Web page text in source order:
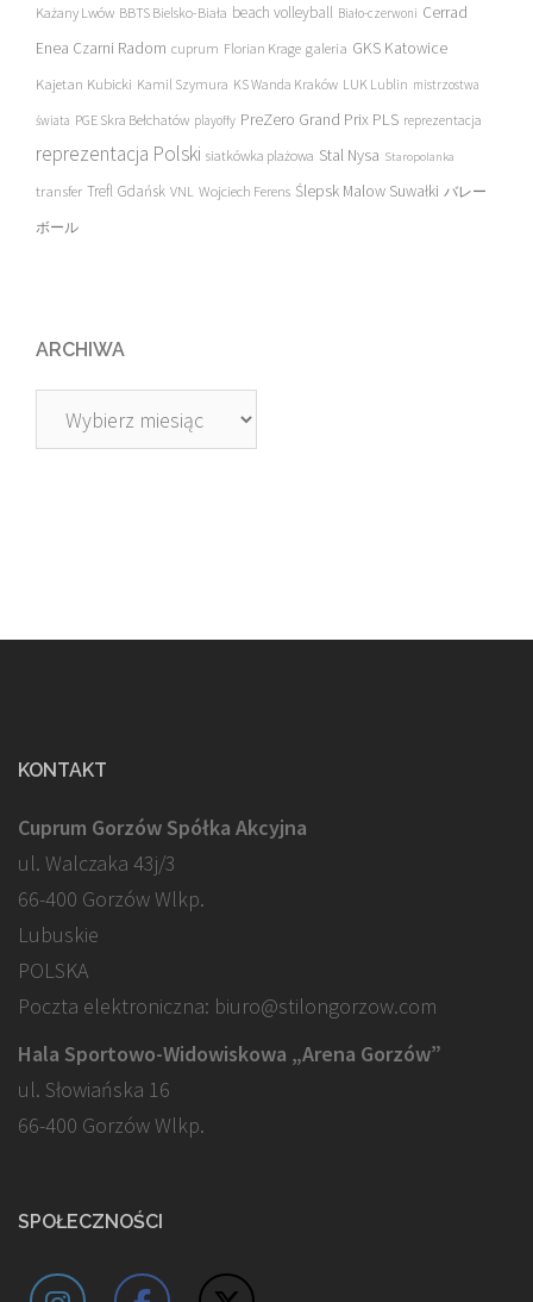
Każany Lwów BBTS Bielsko-Biała beach volleyball Biało-czerwoni Cerrad
Enea Czarni Radom cuprum Florian Krage galeria GKS Katowice
Kajetan Kubicki Kamil Szymura KS Wanda Kraków LUK Lublin mistrzostwa
świata PGE Skra Bełchatów playoffy PreZero Grand Prix PLS reprezentacja
reprezentacja Polski siatkówka plażowa Stal Nysa Staropolanka
transfer Trefl Gdańsk VNL Wojciech Ferens Ślepsk Malow Suwałki バレー
ボール
ARCHIWA
Archiwa
KONTAKT
Cuprum Gorzów Spółka Akcyjna
ul. Walczaka 43j/3
66-400 Gorzów Wlkp.
Lubuskie
POLSKA
Poczta elektroniczna: biuro@stilongorzow.com
Hala Sportowo-Widowiskowa „Arena Gorzów”
ul. Słowiańska 16
66-400 Gorzów Wlkp.
SPOŁECZNOŚCI